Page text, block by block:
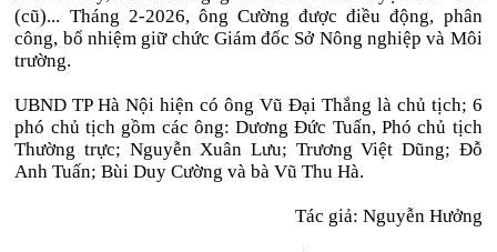
(cũ)... Tháng 2-2026, ông Cường được điều động, phân
công, bổ nhiệm giữ chức Giám đốc Sở Nông nghiệp và Môi
trường.
UBND TP Hà Nội hiện có ông Vũ Đại Thắng là chủ tịch; 6
phó chủ tịch gồm các ông: Dương Đức Tuấn, Phó chủ tịch
Thường trực; Nguyễn Xuân Lưu; Trương Việt Dũng; Đỗ
Anh Tuấn; Bùi Duy Cường và bà Vũ Thu Hà.
Tác giả: Nguyễn Hưởng